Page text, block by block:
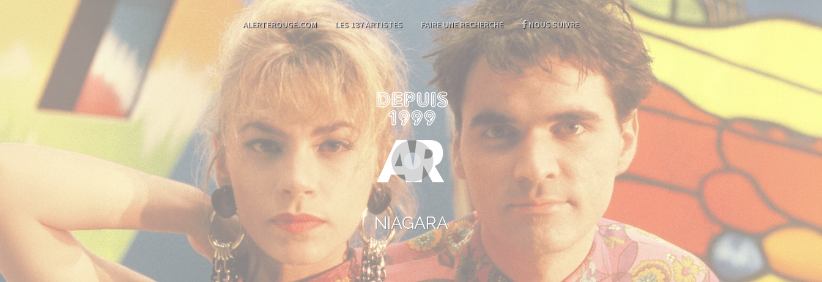
ALERTEROUGE.COM LES 137 ARTISTES FAIRE UNE RECHERCHE NOUS SUIVRE
NIAGARA